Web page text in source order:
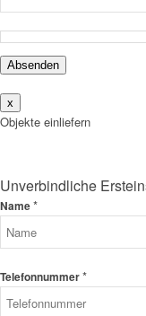
Absenden
x
Objekte einliefern
Unverbindliche
Name*
Telefonnummer*